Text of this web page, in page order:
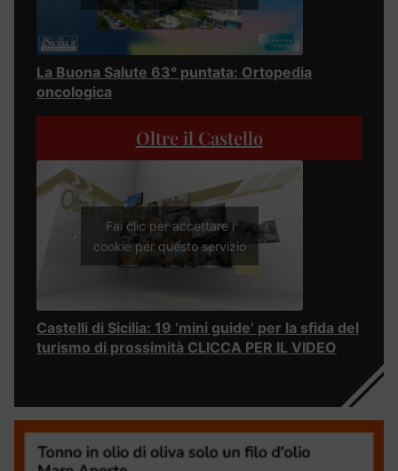
La Buona Salute 63° puntata: Ortopedia
oncologica
Oltre il Castello
Fai clic per accettare i
cookie per questo servizio
Castelli di Sicilia: 19 ‘mini guide’ per la sfida del
turismo di prossimità CLICCA PER IL VIDEO